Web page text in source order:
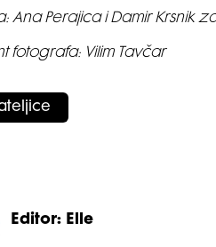
Ana Perajica i Damir Krsnik
fotografa: Vilim Tavčar
Editor: Elle